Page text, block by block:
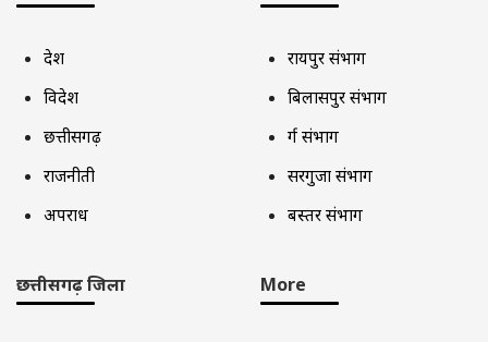
देश
विदेश
छत्तीसगढ़
राजनीती
अपराध
रायपुर संभाग
बिलासपुर संभाग
दुर्ग संभाग
सरगुजा संभाग
बस्तर संभाग
छत्तीसगढ़ जिला More